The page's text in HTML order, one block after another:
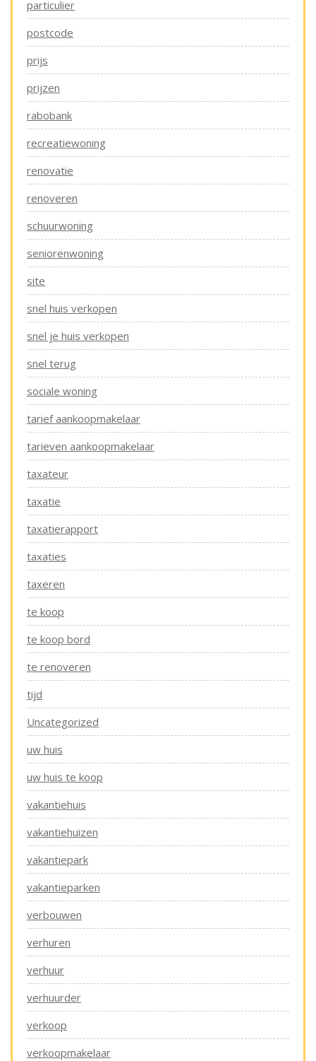
particulier
postcode
prijs
prijzen
rabobank
recreatiewoning
renovatie
renoveren
schuurwoning
seniorenwoning
site
snel huis verkopen
snel je huis verkopen
snel terug
sociale woning
tarief aankoopmakelaar
tarieven aankoopmakelaar
taxateur
taxatie
taxatierapport
taxaties
taxeren
te koop
te koop bord
te renoveren
tijd
Uncategorized
uw huis
uw huis te koop
vakantiehuis
vakantiehuizen
vakantiepark
vakantieparken
verbouwen
verhuren
verhuur
verhuurder
verkoop
verkoopmakelaar